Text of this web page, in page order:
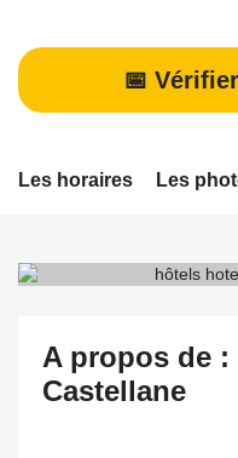
📅
Les horaires Les
A propos de
Castellane